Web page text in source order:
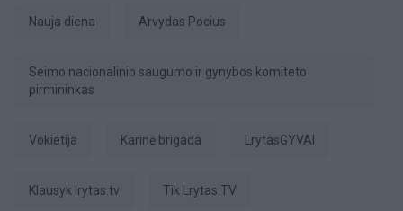
Nauja diena Arvydas Pocius
Seimo nacionalinio saugumo ir gynybos komiteto
pirmininkas
Vokietija karinė brigada LrytasGYVAI
Klausyk lrytas.tv tik Lrytas.TV